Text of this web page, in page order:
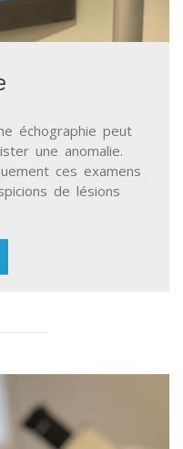
échographie peut
une anomalie.
ces examens
de lésions